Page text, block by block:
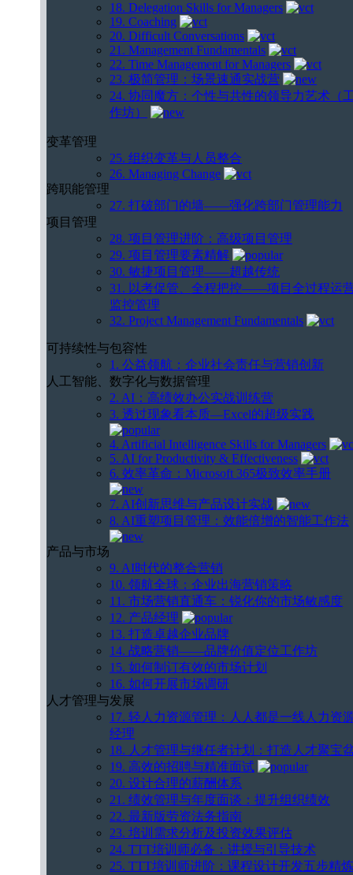
18. Delegation Skills for Managers
19. Coaching
20. Difficult Conversations
21. Management Fundamentals
22. Time Management for Managers
23. 极简管理：场景速通实战营
24. 协同魔方：个性与共性的领导力艺术（
作坊）
变革管理
25. 组织变革与人员整合
26. Managing Change
跨职能管理
27. 打破部门的墙——强化跨部门管理能力
项目管理
28. 项目管理进阶：高级项目管理
29. 项目管理要素精解
30. 敏捷项目管理——超越传统
31. 以考促管、全程把控——项目全过程运
监控管理
32. Project Management Fundamentals
可持续性与包容性
1. 公益领航：企业社会责任与营销创新
人工智能、数字化与数据管理
2. AI：高绩效办公实战训练营
3. 透过现象看本质—Excel的超级实践
4. Artificial Intelligence Skills for Managers
5. AI for Productivity & Effectiveness
6. 效率革命：Microsoft 365极致效率手册
7. AI创新思维与产品设计实战
8. AI重塑项目管理：效能倍增的智能工作法
产品与市场
9. AI时代的整合营销
10. 领航全球：企业出海营销策略
11. 市场营销直通车：锐化你的市场敏感度
12. 产品经理
13. 打造卓越企业品牌
14. 战略营销——品牌价值定位工作坊
15. 如何制订有效的市场计划
16. 如何开展市场调研
人才管理与发展
17. 轻人力资源管理：人人都是一线人力资
经理
18. 人才管理与继任者计划：打造人才聚宝
19. 高效的招聘与精准面试
20. 设计合理的薪酬体系
21. 绩效管理与年度面谈：提升组织绩效
22. 最新版劳资法务指南
23. 培训需求分析及投资效果评估
24. TTT培训师必备：讲授与引导技术
25. TTT培训师进阶：课程设计开发五步精炼